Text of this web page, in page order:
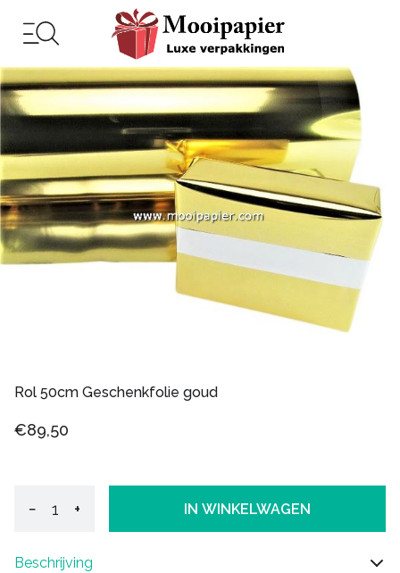
Rol 50cm Geschenkfolie goud
€89,50
− + IN WINKELWAGEN
Beschrijving